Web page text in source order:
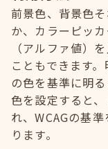
前景色、背景色
か、カラーピッ
（アルファ値）
こともできます
の色を基準に明
色を設定すると
れ、WCAGの基
ります。